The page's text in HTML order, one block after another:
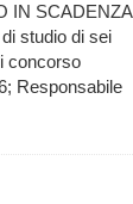
IN SCADENZA
studio di sei
concorso
Responsabile